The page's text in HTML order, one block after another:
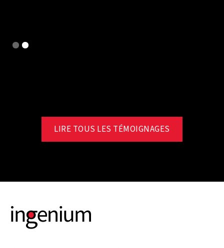
Slide 2 of 2.
LIRE TOUS LES TÉMOIGNAGES